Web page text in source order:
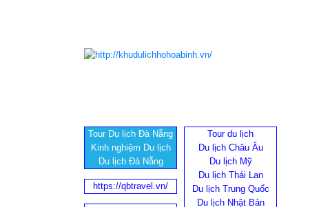
Tour Du lịch Đà Nẵng
Kinh nghiệm Du lịch
Du lịch Đà Nẵng
Tour du lịch
Du lịch Châu Âu
Du lịch Mỹ
Du lịch Thái Lan
Du lịch Trung Quốc
Du lịch Nhật Bản
https://qbtravel.vn/